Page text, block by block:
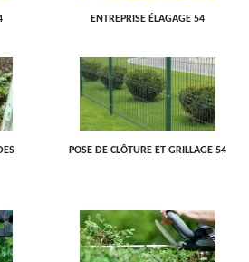
ENTREPRISE ÉLAGAGE 54
POSE DE CLÔTURE ET GRILLAGE 54